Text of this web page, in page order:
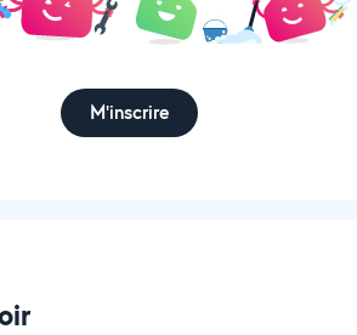
M'inscrire